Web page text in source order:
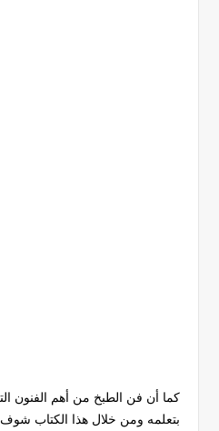
كما أن فن الطبخ من أهم الفنون
بتعلمه ومن خلال هذا الكتاب شوف